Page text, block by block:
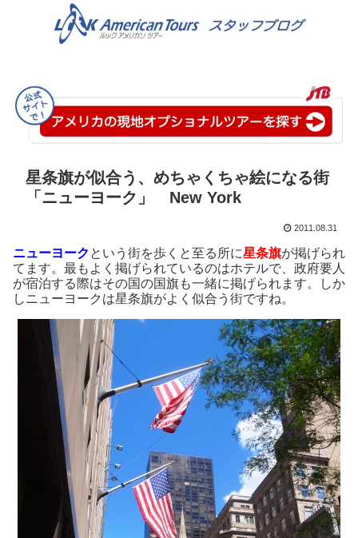
星条旗が似合う、めちゃくちゃ絵になる街
「ニューヨーク」 New York
2011.08.31
ニューヨーク という街を歩くと至る所に星条旗が掲げられ
てます。最もよく掲げられているのはホテルで、政府要人
が宿泊する際はその国の国旗も一緒に掲げられます。しか
しニューヨークは星条旗がよく似合う街ですね。